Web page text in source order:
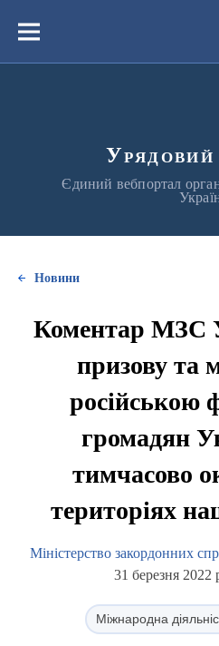
вмістуМеню
Урядовий
Єдиний вебпортал
Новини
Коментар МЗС
призову та
російською
громадян
тимчасово
територіях
Міністерство закордонних
31 березня 2022
Міжнародна